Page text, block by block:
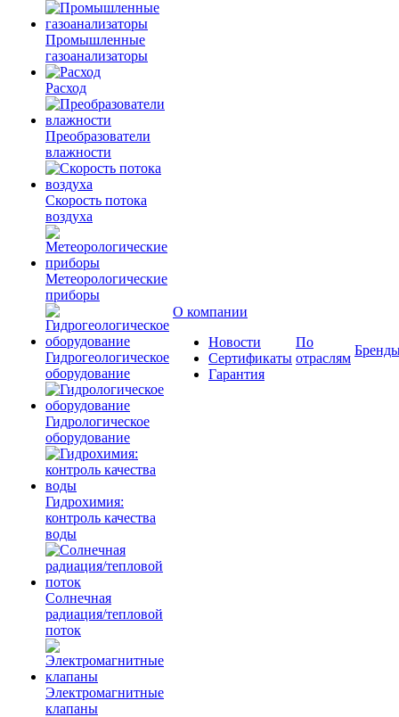
Промышленные
газоанализаторы
Расход
Преобразователи
влажности
Скорость потока
воздуха
Метеорологические
приборы
Гидрогеологическое
оборудование
Гидрологическое
оборудование
Гидрохимия:
контроль качества
воды
Солнечная
радиация/тепловой
поток
Электромагнитные
клапаны
О компании
Новости
Сертификаты
Гарантия
По
отраслям